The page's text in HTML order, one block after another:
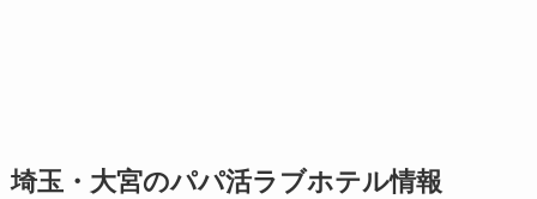
埼玉・大宮のパパ活ラブホテル情報